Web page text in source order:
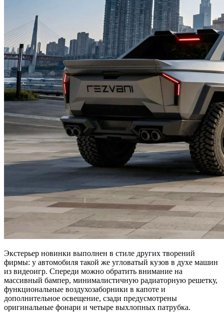
Экстерьер новинки выполнен в стиле других творений
фирмы: у автомобиля такой же угловатый кузов в духе машин
из видеоигр. Спереди можно обратить внимание на
массивный бампер, минималистичную радиаторную решетку,
функциональные воздухозаборники в капоте и
дополнительное освещение, сзади предусмотрены
оригинальные фонари и четыре выхлопных патрубка.